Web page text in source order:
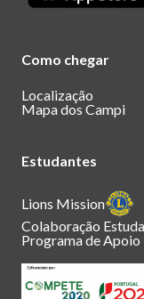
Como chegar
Localização
Mapa dos Campi
Estudantes
Lions Mission
Colaboração
Programa de